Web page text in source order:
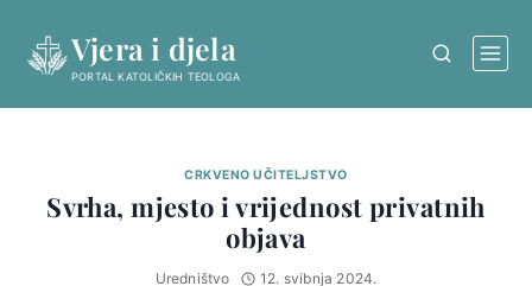
content
Vjera i djela
PORTAL KATOLIČKIH TEOLOGA
CRKVENO UČITELJSTVO
Svrha, mjesto i vrijednost privatnih
objava
Uredništvo 12. svibnja 2024.